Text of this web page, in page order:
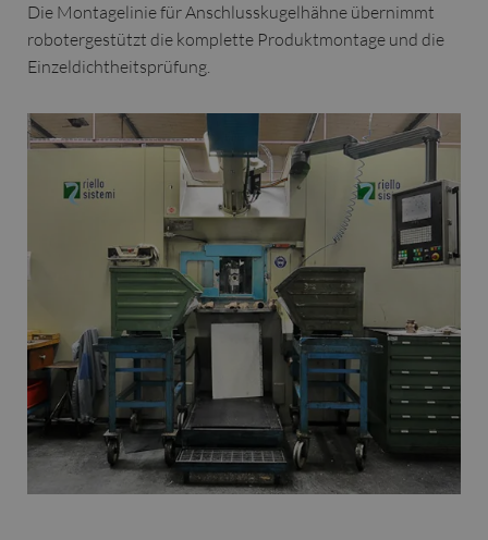
Die Montagelinie für Anschlusskugelhähne übernimmt
robotergestützt die komplette Produktmontage und die
Einzeldichtheitsprüfung.